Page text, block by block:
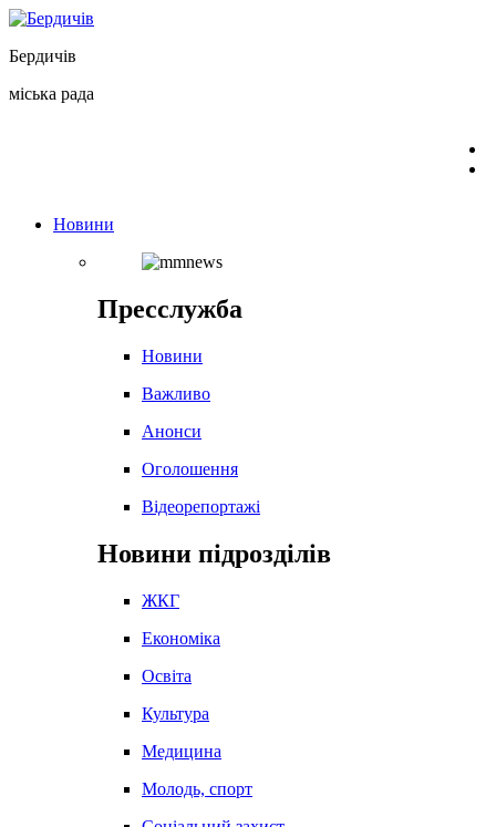
Перейти
вмісту
Бердичів
міська рада
Новини
Пресслужба
Новини
Важливо
Анонси
Оголошення
Відеорепортажі
Новини підрозділів
ЖКГ
Економіка
Освіта
Культура
Медицина
Молодь, спорт